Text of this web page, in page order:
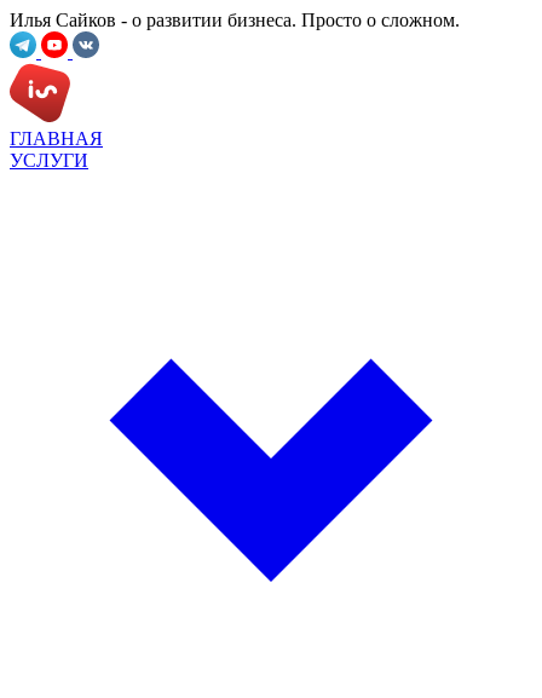
Илья Сайков - о развитии бизнеса. Просто о сложном.
ГЛАВНАЯ
УСЛУГИ